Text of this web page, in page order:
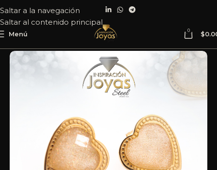
Saltar a la navegación
Saltar al contenido principal
Menú 0 $